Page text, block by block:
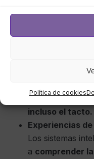
Política de cookies
podrán
virtual y la
capacidad de
complejos a
incluso el tacto.
Experiencias
Los sistemas
a comprender